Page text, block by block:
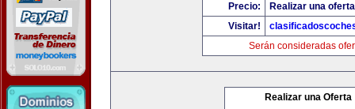
Precio:
Realizar una
Visitar!
Serán consideradas
Realizar una Oferta